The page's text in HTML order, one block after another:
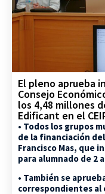
El pleno aprueba
Consejo
los 4,48 millones
Edificant en el
• Todos los grupos
de la financiación
Francisco Mas, que
para alumnado de 2
• También se
correspondientes al